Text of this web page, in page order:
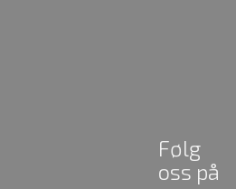
Følg
oss på